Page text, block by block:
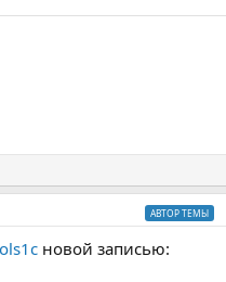
АВТОР ТЕМЫ
новой записью: